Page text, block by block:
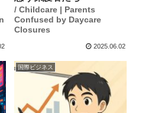
/ Childcare | Parents
Confused by Daycare
Closures
2025.06.02
国際ビジネス